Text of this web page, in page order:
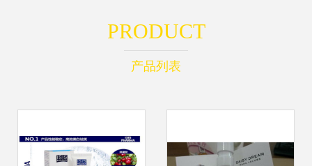
PRODUCT
产品列表